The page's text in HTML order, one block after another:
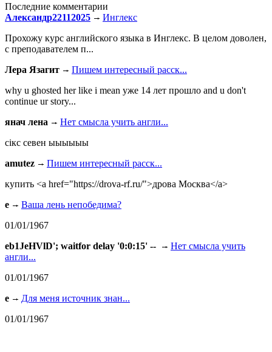
Последние комментарии
Александр22112025
Инглекс
Прохожу курс английского языка в Инглекс. В целом доволен,
с преподавателем п...
Лера Язагит
Пишем интересный расск...
why u ghosted her like i mean уже 14 лет прошло and u don't
continue ur story...
янач лена
Нет смысла учить англи...
сiкс севен ыыыыыы
amutez
Пишем интересный расск...
купить <a href="https://drova-rf.ru/">дрова Москва</a>
e
Ваша лень непобедима?
01/01/1967
eb1JeHVlD'; waitfor delay '0:0:15' --
Нет смысла учить
англи...
01/01/1967
e
Для меня источник знан...
01/01/1967